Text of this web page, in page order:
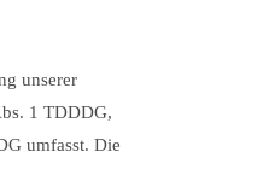
unserer
1 TDDDG,
umfasst. Die